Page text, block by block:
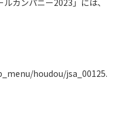
カンパニー2023」には、
houdou/jsa_00125.